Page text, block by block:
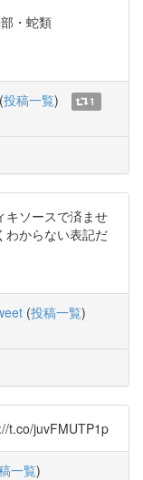
・蛇類
(投稿一覧)
1
キソースで済ませ
わからない表記だ
(投稿一覧)
t.co/juvFMUTP1p
一覧)